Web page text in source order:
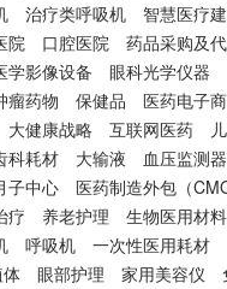
治疗类呼吸机
智慧医疗
院 口腔医院
药品采购及
学影像设备
眼科光学仪器
瘤药物 保健品
医药电子
大健康战略 互联网医药
科耗材 大输液
血压监测器
子中心
医药制造外包（
疗 养老护理
生物医用材料
呼吸机
一次性医用耗材
眼部护理 家用美容仪